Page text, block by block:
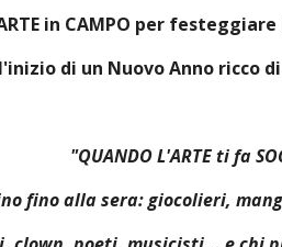
in CAMPO per
di un Nuovo Anno ricco
"QUANDO L'ARTE ti fa
fino alla sera: giocolieri,